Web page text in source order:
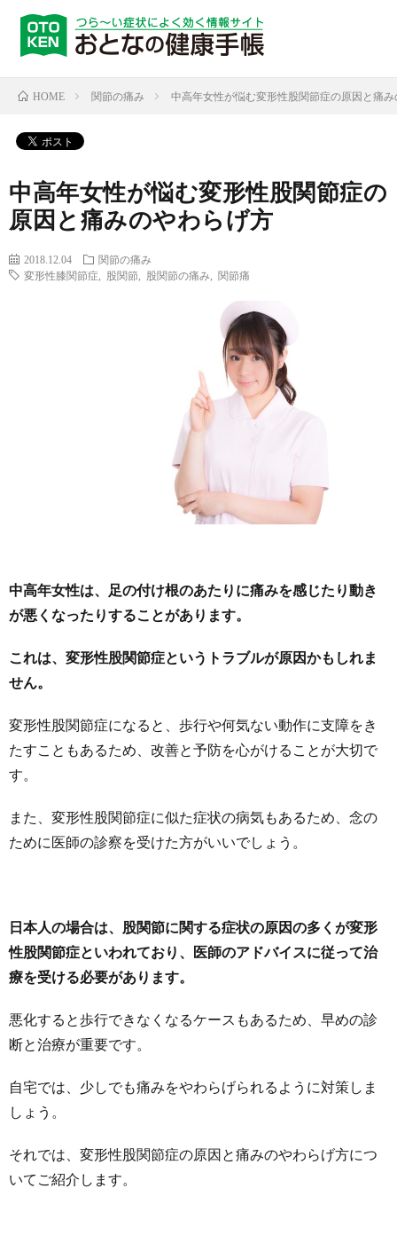
HOME 関節の痛み 中高年女性が悩む変形性股関節症の原因と痛
中高年女性が悩む変形性股関節症の
原因と痛みのやわらげ方
2018.12.04
関節の痛み
変形性膝関節症
股関節 股関節の痛み 関節痛
中高年女性は、足の付け根のあたりに痛みを感じたり動き
が悪くなったりすることがあります。
これは、変形性股関節症というトラブルが原因かもしれま
せん。
変形性股関節症になると、歩行や何気ない動作に支障をき
たすこともあるため、改善と予防を心がけることが大切で
す。
また、変形性股関節症に似た症状の病気もあるため、念の
ために医師の診察を受けた方がいいでしょう。
日本人の場合は、股関節に関する症状の原因の多くが変形
性股関節症といわれており、医師のアドバイスに従って治
療を受ける必要があります。
悪化すると歩行できなくなるケースもあるため、早めの診
断と治療が重要です。
自宅では、少しでも痛みをやわらげられるように対策しま
しょう。
それでは、変形性股関節症の原因と痛みのやわらげ方につ
いてご紹介します。